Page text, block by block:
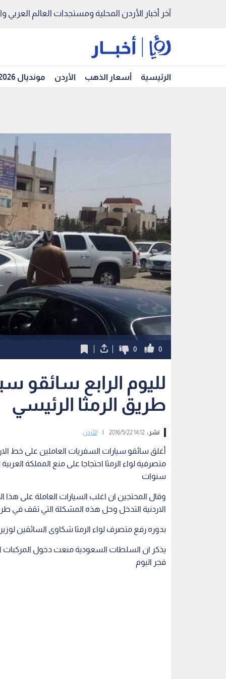
آخر أخبار الأردن المحلية ومستجدات العالم العربي
الرئيسية أسعار الذهب الأردن مونديال 2026
0
0
لليوم الرابع سائقو
طريق الرمثا الرئيسي
نشر :14:12 2016/5/22 الأردن
أغلق سائقو سيارات السفريات العاملين على خط
سنوات
وقال المحتجين ان اغلب السيارات العاملة على
الاردنية التدخل وحل هذه المشكلة التي تقف في
بدوره رفع متصرف لواء الرمثا شكاوى السائقين لوزير
فجر اليوم